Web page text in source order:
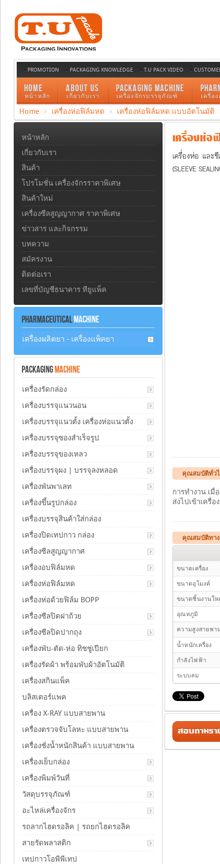
PROMOTION PACKAGING KNOWLEDGE T.U PACK VIDEO
HOME
หน้าหลัก
ABOUT US
เกี่ยวกับเรา
PACKAGING MACHINE
เครื่องจักรบรรจุภัณฑ์ เครื่อ
Home เครื่องห่อฟิล์มหด เครื่องห่อฟิล์มหด แบบอัตโนมัติ
เครื่องห่อฟิ
เครื่องห่อ แล
(SLEEVE
คุณสมบัติทั่วไ
การทำงาน เ
ส่งไปเข้าเครื่
คุณสมบัติทาง
ขนาดเครื่อง
ขนาดอุโมงค์
ขนาดชิ้นงานใ
อุณหภูมิ
ความสูงสายพา
น้ำหนักเครื่อง
กำลังไฟฟ้า
ระบบลม
สอบถามรา
หน้าหลัก
เกี่ยวกับเรา
สินค้า
โปรโมชั่น เครื่องจักรราคาพิเศษ
สินค้าใหม่
เครื่องซีลสูญญากาศ ราคาพิเศษ
ข่าวสาร และกิจกรรม
บทความ
สมัครงาน
ติดต่อเรา
เลขที่บัญชีธนาคาร ทียูแพ็ค
PHARMACEUTICALMACHINE
เครื่องผลิตยา - เครื่องแพ็คยา
PACKAGING MACHINE
เครื่องรัดกล่อง
เครื่องบรรจุแนวนอน
เครื่องบรรจุแนวตั้ง เครื่องห่อแนวตั้ง
เครื่องบรรจุซองสำเร็จรูป
เครื่องบรรจุของเหลว
เครื่องบรรจุผง | บรรจุลงหลอด
เครื่องพันพาเลท
เครื่องขึ้นรูปกล่อง
เครื่องบรรจุสินค้าใส่กล่อง
เครื่องปิดเทปกาว กล่อง
เครื่องซีลสูญญากาศ
เครื่องอบฟิล์มหด
เครื่องห่อฟิล์มหด
เครื่องห่อด้วยฟิล์ม BOPP
เครื่องซีลปิดฝาถ้วย
เครื่องซีลปิดปากถุง
เครื่องพับ-ตัด-ห่อ ทิชชู่เปียก
เครื่องรัดผ้า พร้อมพับผ้าอัตโนมัติ
เครื่องสกินแพ็ค
บลิสเตอร์แพค
เครื่อง X-RAY แบบสายพาน
เครื่องตรวจจับโลหะ แบบสายพาน
เครื่องชั่งน้ำหนักสินค้า แบบสายพาน
เครื่องเย็บกล่อง
เครื่องพิมพ์วันที่
วัสดุบรรจุภัณฑ์
อะไหล่เครื่องจักร
รถลากไฮดรอลิค | รถยกไฮดรอลิค
สายรัดพลาสติก
เทปกาวโอพีพีเทป